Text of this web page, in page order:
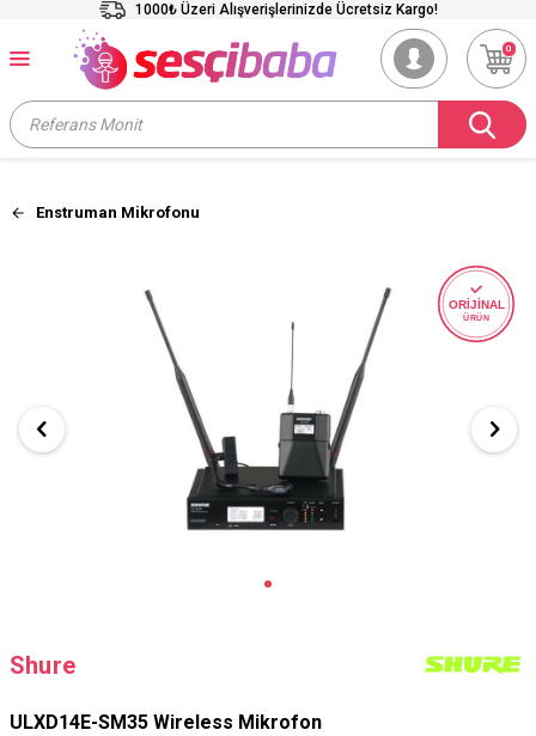
1000₺ Üzeri Alışverişlerinizde Ücretsiz Kargo!
0
Enstruman Mikrofonu
ORİJİNAL
ÜRÜN
Shure
ULXD14E-SM35 Wireless Mikrofon